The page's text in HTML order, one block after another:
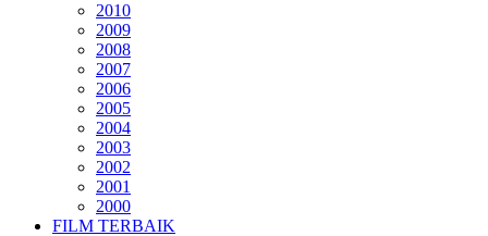
2010
2009
2008
2007
2006
2005
2004
2003
2002
2001
2000
FILM TERBAIK